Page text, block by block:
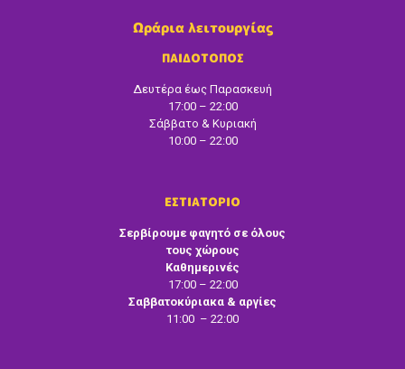
Ωράρια λειτουργίας
ΠΑΙΔΟΤΟΠΟΣ
Δευτέρα έως Παρασκευή
17:00 – 22:00
Σάββατο & Κυριακή
10:00 – 22:00
ΕΣΤΙΑΤΟΡΙΟ
Σερβίρουμε φαγητό σε όλους
τους χώρους
Καθημερινές
17:00 – 22:00
Σαββατοκύριακα & αργίες
11:00 – 22:00